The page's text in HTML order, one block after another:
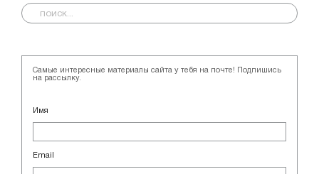
Самые интересные материалы сайта у тебя на почте! Подпишись
на рассылку.
Имя
Email